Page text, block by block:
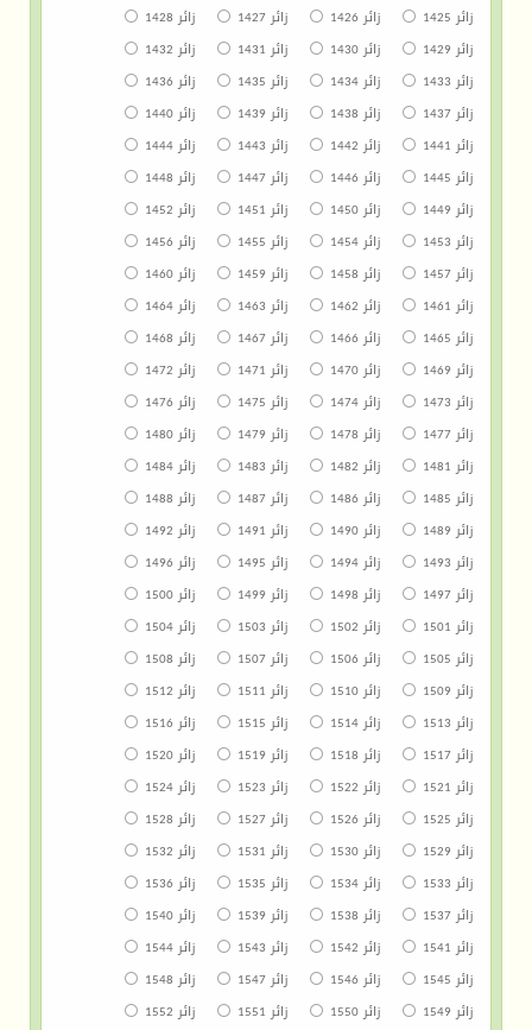
زائر 1425
زائر 1426 زائر 1427
زائر 1428
زائر 1429
زائر 1430 زائر 1431
زائر 1432
زائر 1433
زائر 1434 زائر 1435
زائر 1436
زائر 1437
زائر 1438 زائر 1439
زائر 1440
زائر 1441
زائر 1442 زائر 1443
زائر 1444
زائر 1445
زائر 1446 زائر 1447
زائر 1448
زائر 1449
زائر 1450 زائر 1451
زائر 1452
زائر 1453
زائر 1454 زائر 1455
زائر 1456
زائر 1457
زائر 1458 زائر 1459
زائر 1460
زائر 1461
زائر 1462 زائر 1463
زائر 1464
زائر 1465
زائر 1466 زائر 1467
زائر 1468
زائر 1469
زائر 1470 زائر 1471
زائر 1472
زائر 1473
زائر 1474 زائر 1475
زائر 1476
زائر 1477
زائر 1478 زائر 1479
زائر 1480
زائر 1481
زائر 1482 زائر 1483
زائر 1484
زائر 1485
زائر 1486 زائر 1487
زائر 1488
زائر 1489
زائر 1490 زائر 1491
زائر 1492
زائر 1493
زائر 1494 زائر 1495
زائر 1496
زائر 1497
زائر 1498 زائر 1499
زائر 1500
زائر 1501
زائر 1502 زائر 1503
زائر 1504
زائر 1505
زائر 1506 زائر 1507
زائر 1508
زائر 1509
زائر 1510 زائر 1511
زائر 1512
زائر 1513
زائر 1514 زائر 1515
زائر 1516
زائر 1517
زائر 1518 زائر 1519
زائر 1520
زائر 1521
زائر 1522 زائر 1523
زائر 1524
زائر 1525
زائر 1526 زائر 1527
زائر 1528
زائر 1529
زائر 1530 زائر 1531
زائر 1532
زائر 1533
زائر 1534 زائر 1535
زائر 1536
زائر 1537
زائر 1538 زائر 1539
زائر 1540
زائر 1541
زائر 1542 زائر 1543
زائر 1544
زائر 1545
زائر 1546 زائر 1547
زائر 1548
زائر 1549
زائر 1550 زائر 1551
زائر 1552